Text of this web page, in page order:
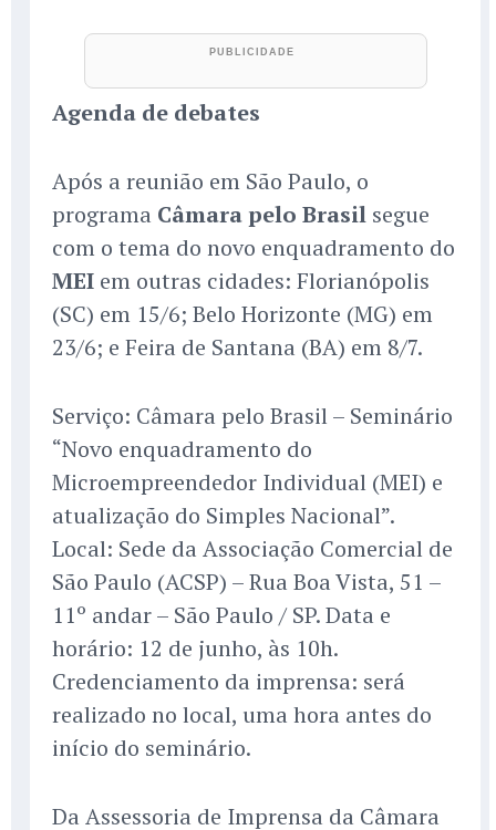
Agenda de debates
Após a reunião em São Paulo, o
programa Câmara pelo Brasil segue
com o tema do novo enquadramento do
MEI em outras cidades: Florianópolis
(SC) em 15/6; Belo Horizonte (MG) em
23/6; e Feira de Santana (BA) em 8/7.
Serviço: Câmara pelo Brasil – Seminário
“Novo enquadramento do
Microempreendedor Individual (MEI) e
atualização do Simples Nacional”.
Local: Sede da Associação Comercial de
São Paulo (ACSP) – Rua Boa Vista, 51 –
11º andar – São Paulo / SP. Data e
horário: 12 de junho, às 10h.
Credenciamento da imprensa: será
realizado no local, uma hora antes do
início do seminário.
Da Assessoria de Imprensa da Câmara